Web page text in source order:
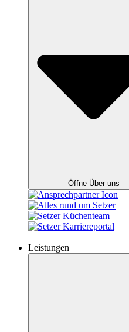
Öffne Über uns
Leistungen